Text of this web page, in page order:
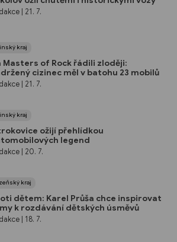
| 21. 7.
kraj
Masters of Rock řádili zloději:
cizinec měl v batohu 23 mobilů
| 21. 7.
kraj
ožijí přehlídkou
legend
| 20. 7.
kraj
dětem: Karel Průša chce inspirovat
k rozdávání dětských úsměvů
| 18. 7.